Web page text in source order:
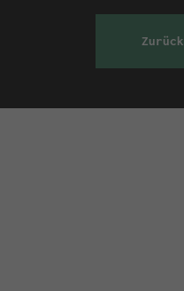
Zurück